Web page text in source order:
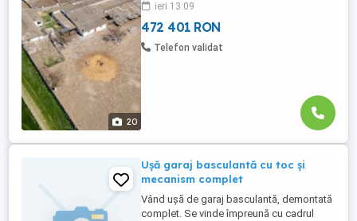
20
Proprietatea are o suprafață totală de
11.532 mp, cu deschidere de 25 ...
ieri 13:09
472 401 RON
Telefon validat
Ușă garaj basculantă cu toc și
mecanism complet
Vând ușă de garaj basculantă, demontată
complet. Se vinde împreună cu cadrul